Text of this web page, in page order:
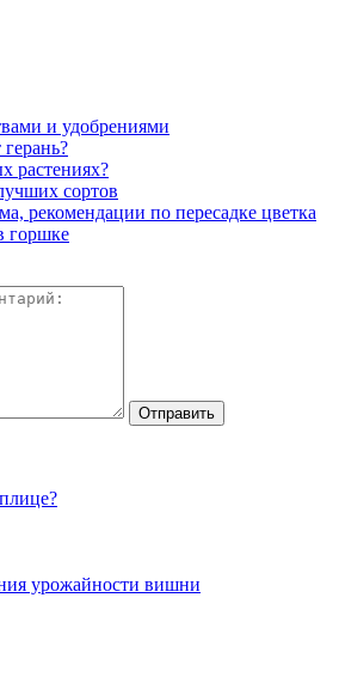
и удобрениями
растениях?
сортов
рекомендации по пересадке цветка
горшке
урожайности вишни